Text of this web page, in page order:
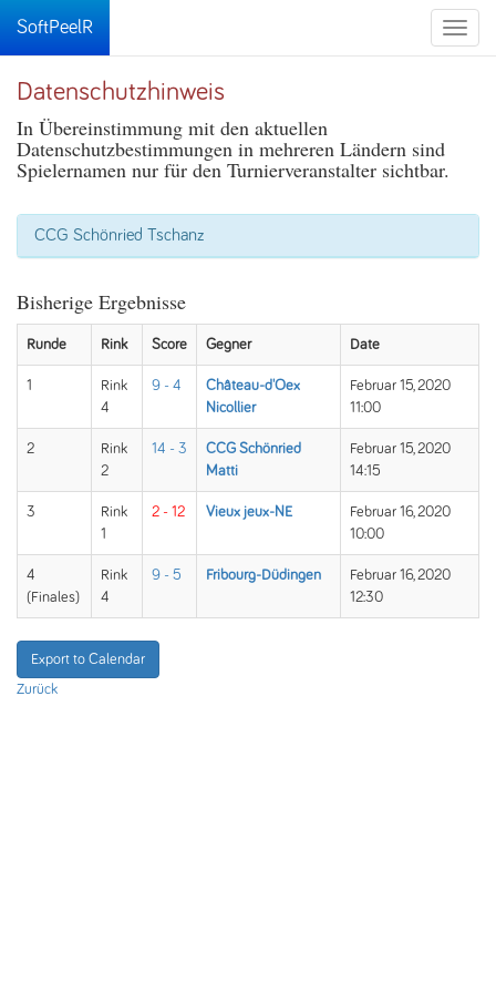
Toggle
SoftPeelR
Datenschutzhinweis
In Übereinstimmung mit den aktuellen
Datenschutzbestimmungen in mehreren Ländern sind
Spielernamen nur für den Turnierveranstalter sichtbar.
CCG Schönried Tschanz
Bisherige Ergebnisse
Runde Rink Score Gegner Date
1
Rink
4
9 - 4
Château-d'Oex
Nicollier
Februar 15, 2020
11:00
2
Rink
2
14 - 3
CCG Schönried
Matti
Februar 15, 2020
14:15
3
Rink
1
2 - 12 Vieux jeux-NE
Februar 16, 2020
10:00
4
(Finales)
Rink
4
9 - 5 Fribourg-Düdingen
Februar 16, 2020
12:30
Export to Calendar
Zurück